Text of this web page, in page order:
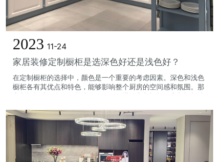
2023 11-24
家居装修定制橱柜是选深色好还是浅色好？
在定制橱柜的选择中，颜色是一个重要的考虑因素。深色和浅色
橱柜各有其优点和特色，能够影响整个厨房的空间感和氛围。那
定制橱柜选深色好还是浅色好？如何搭配定制橱柜？定制橱柜选